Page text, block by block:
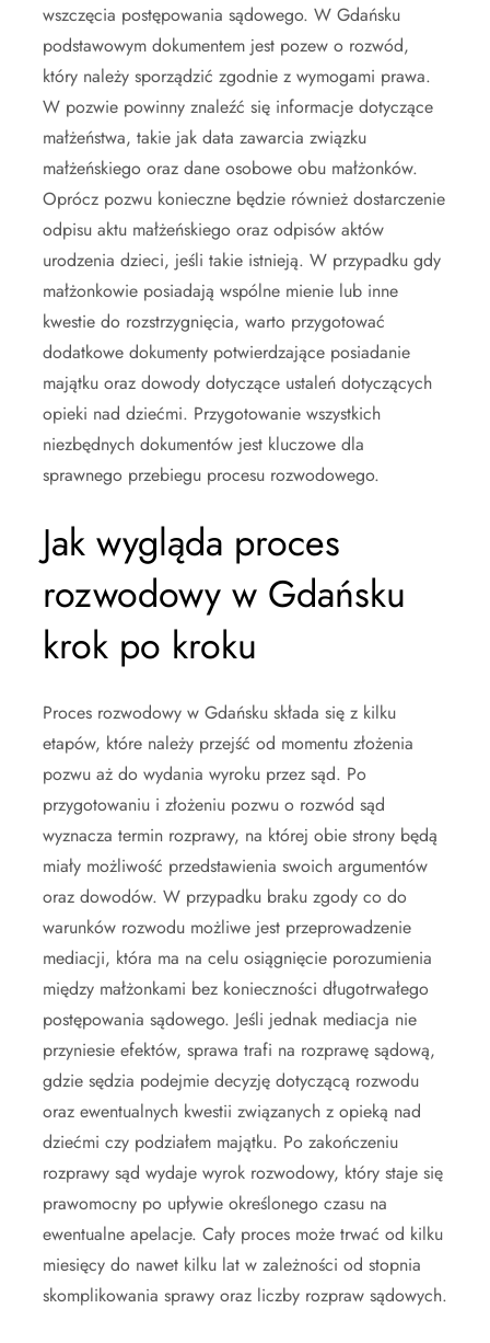
wszczęcia postępowania sądowego. W Gdańsku
podstawowym dokumentem jest pozew o rozwód,
który należy sporządzić zgodnie z wymogami prawa.
W pozwie powinny znaleźć się informacje dotyczące
małżeństwa, takie jak data zawarcia związku
małżeńskiego oraz dane osobowe obu małżonków.
Oprócz pozwu konieczne będzie również dostarczenie
odpisu aktu małżeńskiego oraz odpisów aktów
urodzenia dzieci, jeśli takie istnieją. W przypadku gdy
małżonkowie posiadają wspólne mienie lub inne
kwestie do rozstrzygnięcia, warto przygotować
dodatkowe dokumenty potwierdzające posiadanie
majątku oraz dowody dotyczące ustaleń dotyczących
opieki nad dziećmi. Przygotowanie wszystkich
niezbędnych dokumentów jest kluczowe dla
sprawnego przebiegu procesu rozwodowego.
Jak wygląda proces
rozwodowy w Gdańsku
krok po kroku
Proces rozwodowy w Gdańsku składa się z kilku
etapów, które należy przejść od momentu złożenia
pozwu aż do wydania wyroku przez sąd. Po
przygotowaniu i złożeniu pozwu o rozwód sąd
wyznacza termin rozprawy, na której obie strony będą
miały możliwość przedstawienia swoich argumentów
oraz dowodów. W przypadku braku zgody co do
warunków rozwodu możliwe jest przeprowadzenie
mediacji, która ma na celu osiągnięcie porozumienia
między małżonkami bez konieczności długotrwałego
postępowania sądowego. Jeśli jednak mediacja nie
przyniesie efektów, sprawa trafi na rozprawę sądową,
gdzie sędzia podejmie decyzję dotyczącą rozwodu
oraz ewentualnych kwestii związanych z opieką nad
dziećmi czy podziałem majątku. Po zakończeniu
rozprawy sąd wydaje wyrok rozwodowy, który staje się
prawomocny po upływie określonego czasu na
ewentualne apelacje. Cały proces może trwać od kilku
miesięcy do nawet kilku lat w zależności od stopnia
skomplikowania sprawy oraz liczby rozpraw sądowych.